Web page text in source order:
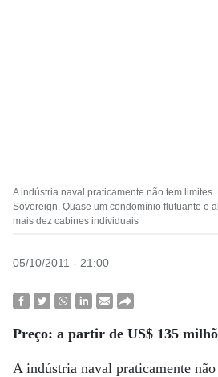
A indústria naval praticamente não tem limites.
Sovereign. Quase um condomínio flutuante e
mais dez cabines individuais
05/10/2011 - 21:00
Preço: a partir de US$ 135
A indústria naval praticamente